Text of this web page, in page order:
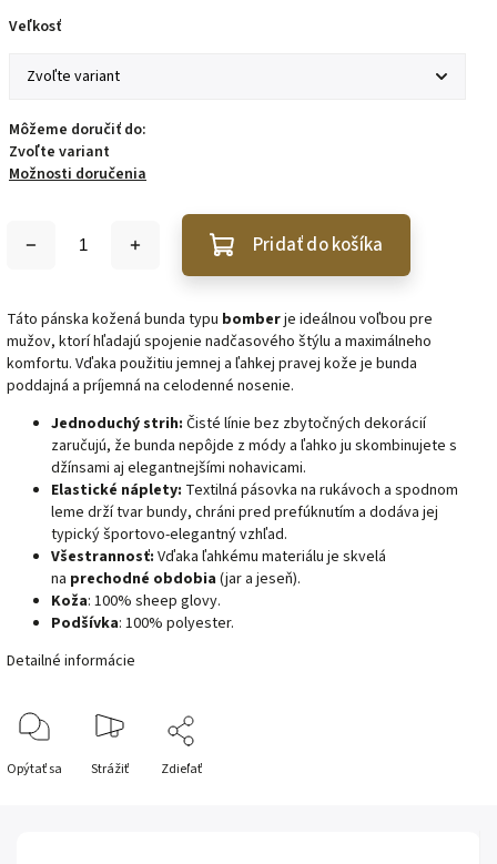
Veľkosť
Môžeme doručiť do:
Zvoľte variant
Možnosti doručenia
Pridať do košíka
Táto pánska kožená bunda typu bomberje ideálnou voľbou pre
mužov, ktorí hľadajú spojenie nadčasového štýlu a maximálneho
komfortu. Vďaka použitiu jemnej a ľahkej pravej kože je bunda
poddajná a príjemná na celodenné nosenie.
Jednoduchý strih: Čisté línie bez zbytočných dekorácií
zaručujú, že bunda nepôjde z módy a ľahko ju skombinujete s
džínsami aj elegantnejšími nohavicami.
Elastické náplety: Textilná pásovka na rukávoch a spodnom
leme drží tvar bundy, chráni pred prefúknutím a dodáva jej
typický športovo-elegantný vzhľad.
Všestrannosť: Vďaka ľahkému materiálu je skvelá
na prechodné obdobia (jar a jeseň).
Koža: 100% sheep glovy.
Podšívka: 100% polyester.
Detailné informácie
Opýtať sa Strážiť Zdieľať